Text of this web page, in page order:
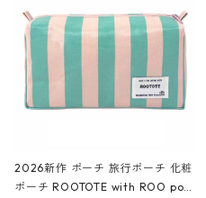
ーガンディー、オフホワイト
2026新作 ポーチ 旅行ポーチ 化粧
ポーチ ROOTOTE with ROO pou